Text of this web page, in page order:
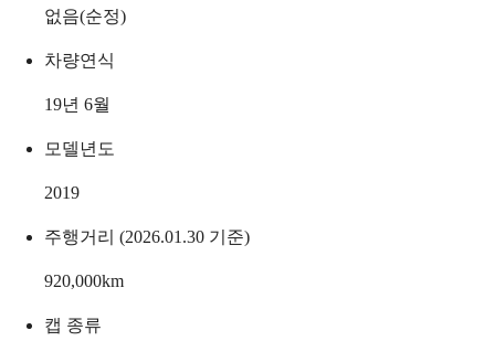
없음(순정)
차량연식
19년 6월
모델년도
2019
주행거리 (2026.01.30 기준)
920,000km
캡 종류